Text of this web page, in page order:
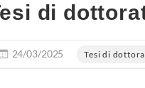
di
24/03/2025 Tesi di